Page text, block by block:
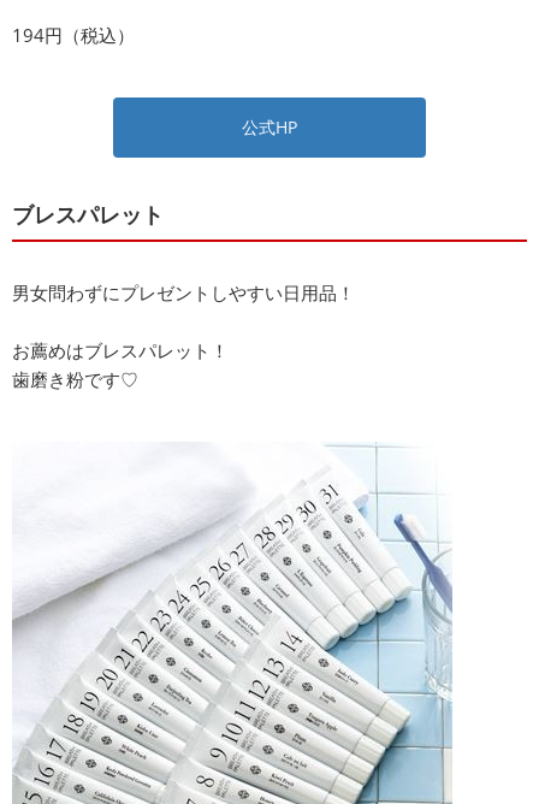
194円（税込）
公式HP
ブレスパレット
男女問わずにプレゼントしやすい日用品！
お薦めはブレスパレット！
歯磨き粉です♡